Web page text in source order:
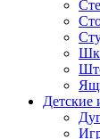
Детские